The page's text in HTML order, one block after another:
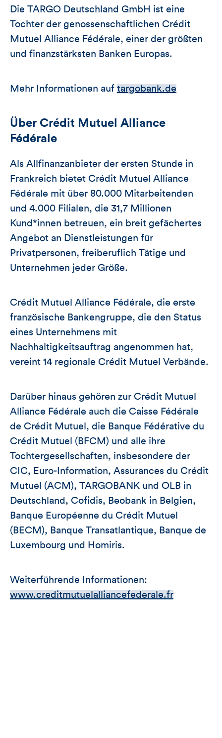
Die TARGO Deutschland GmbH ist eine
Tochter der genossenschaftlichen Crédit
Mutuel Alliance Fédérale, einer der größten
und finanzstärksten Banken Europas.
Mehr Informationen auf targobank.de
Über Crédit Mutuel Alliance
Fédérale
Als Allfinanzanbieter der ersten Stunde in
Frankreich bietet Crédit Mutuel Alliance
Fédérale mit über 80.000 Mitarbeitenden
und 4.000 Filialen, die 31,7 Millionen
Kund*innen betreuen, ein breit gefächertes
Angebot an Dienstleistungen für
Privatpersonen, freiberuflich Tätige und
Unternehmen jeder Größe.
Crédit Mutuel Alliance Fédérale, die erste
französische Bankengruppe, die den Status
eines Unternehmens mit
Nachhaltigkeitsauftrag angenommen hat,
vereint 14 regionale Crédit Mutuel Verbände.
Darüber hinaus gehören zur Crédit Mutuel
Alliance Fédérale auch die Caisse Fédérale
de Crédit Mutuel, die Banque Fédérative du
Crédit Mutuel (BFCM) und alle ihre
Tochtergesellschaften, insbesondere der
CIC, Euro-Information, Assurances du Crédit
Mutuel (ACM), TARGOBANK und OLB in
Deutschland, Cofidis, Beobank in Belgien,
Banque Européenne du Crédit Mutuel
(BECM), Banque Transatlantique, Banque de
Luxembourg und Homiris.
Weiterführende Informationen:
www.creditmutuelalliancefederale.fr